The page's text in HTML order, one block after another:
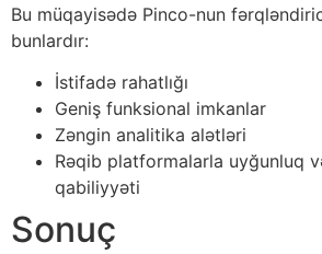
Bu müqayisədə Pinco-nun
bunlardır:
İstifadə rahatlığı
Geniş funksional imkanlar
Zəngin analitika alətləri
Rəqib platformalarla uyğunluq
qabiliyyəti
Sonuç